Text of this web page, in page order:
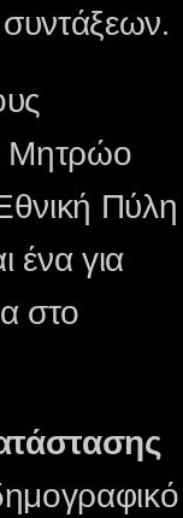
Μητρώο
Πύλη
ένα για
στο